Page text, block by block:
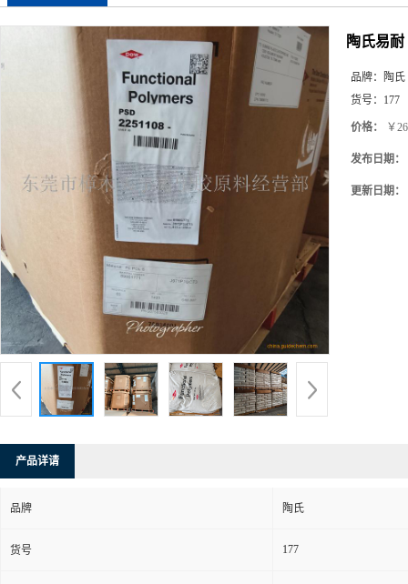
陶氏易
品牌：
陶氏
货号： 177
价格： ￥
发布日期：
更新日期：
产品详请
品牌 陶氏
货号 177